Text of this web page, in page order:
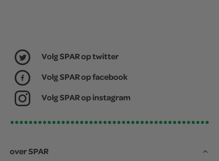
Volg SPAR op twitter
Volg SPAR op facebook
Volg SPAR op instagram
over SPAR